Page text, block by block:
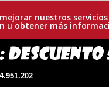
nuestros
u obtener más